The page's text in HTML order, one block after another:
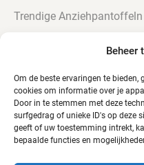
Beheer
Om de beste ervaringen te
cookies om informatie over je
Door in te stemmen met deze
surfgedrag of unieke ID's op deze
geeft of uw toestemming intrekt,
bepaalde functies en
Trendige Anziehpantoffeln